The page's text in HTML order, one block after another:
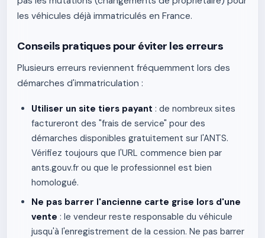
les véhicules déjà immatriculés en France.
Conseils pratiques pour éviter les erreurs
Plusieurs erreurs reviennent fréquemment lors des
démarches d'immatriculation :
Utiliser un site tiers payant : de nombreux sites
factureront des "frais de service" pour des
démarches disponibles gratuitement sur l'ANTS.
Vérifiez toujours que l'URL commence bien par
ants.gouv.fr ou que le professionnel est bien
homologué.
Ne pas barrer l'ancienne carte grise lors d'une
vente : le vendeur reste responsable du véhicule
jusqu'à l'enregistrement de la cession. Ne pas barrer